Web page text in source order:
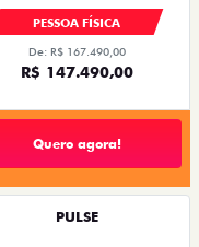
PESSOA FÍSICA
De: R$ 167.490,00
R$ 147.490,00
Quero agora!
PULSE